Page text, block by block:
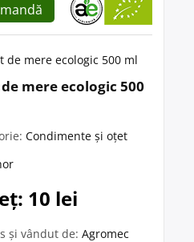
mere ecologic 500
Condimente și oțet
10 lei
și vândut de: Agromec